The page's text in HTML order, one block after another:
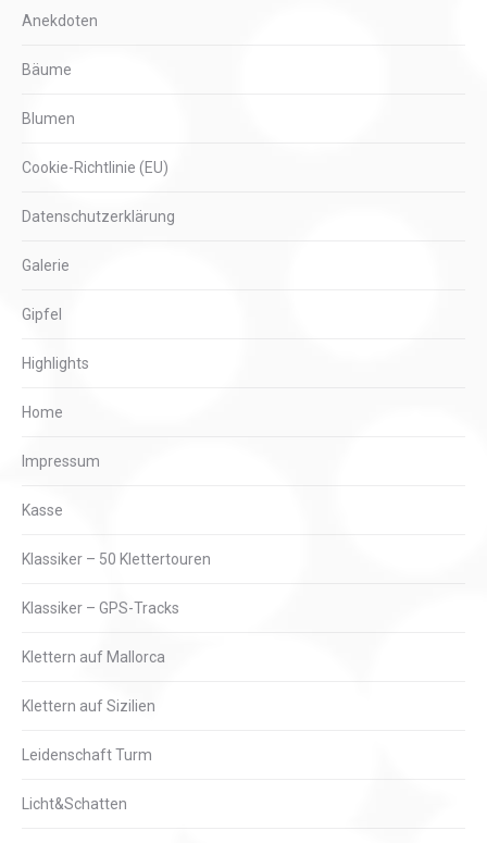
Anekdoten
Bäume
Blumen
Cookie-Richtlinie (EU)
Datenschutzerklärung
Galerie
Gipfel
Highlights
Home
Impressum
Kasse
Klassiker – 50 Klettertouren
Klassiker – GPS-Tracks
Klettern auf Mallorca
Klettern auf Sizilien
Leidenschaft Turm
Licht&Schatten